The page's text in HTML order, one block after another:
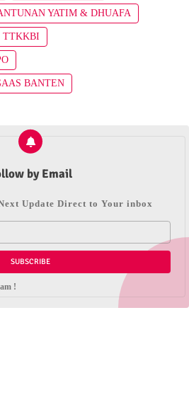
YATIM & DHUAFA
TTKKBI
BANTEN
by Email
Update Direct to Your inbox
!